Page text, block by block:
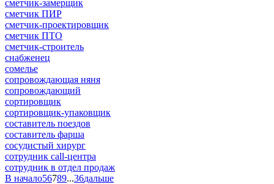
сметчик-замерщик
сметчик ПИР
сметчик-проектировщик
сметчик ПТО
сметчик-строитель
снабженец
сомелье
сопровождающая няня
сопровождающий
сортировщик
сортировщик-упаковщик
составитель поездов
составитель фарша
сосудистый хирург
сотрудник call-центра
сотрудник в отдел продаж
В начало56789...36дальше